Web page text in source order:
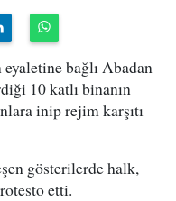
bağlı Abadan
10 katlı binanın
inip rejim karşıtı
gösterilerde halk,
etti.